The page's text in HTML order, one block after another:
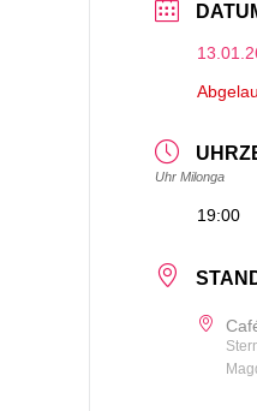
Uhr Milonga
19:00